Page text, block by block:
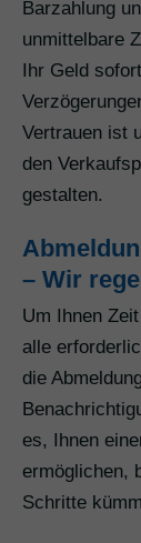
Barzahlung
unmittelbare
Ihr Geld
Vertrauen ist
den
gestalten.
– Wir
Um Ihnen
alle
die
es, Ihnen
ermöglichen,
Schritte